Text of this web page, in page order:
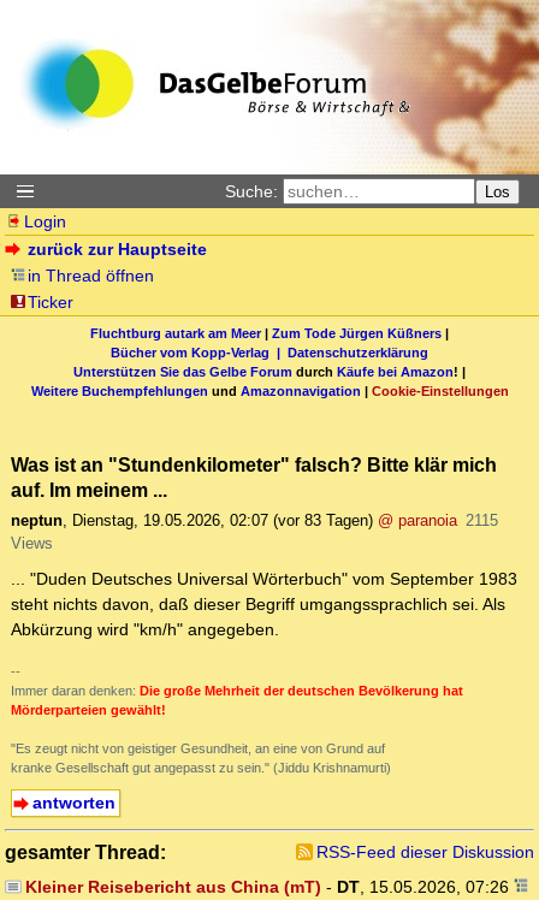
Suche: Los
Login
zurück zur Hauptseite
in Thread öffnen
Ticker
Fluchtburg autark am Meer| Zum Tode Jürgen Küßners |
Bücher vom Kopp-Verlag | Datenschutzerklärung
Unterstützen Sie das Gelbe Forum durch Käufe bei Amazon! |
Weitere Buchempfehlungen und Amazonnavigation | Cookie-Einstellungen
Was ist an "Stundenkilometer" falsch? Bitte klär mich
auf. Im meinem ...
neptun, Dienstag, 19.05.2026, 02:07 (vor 83 Tagen) @ paranoia 2115
Views
... "Duden Deutsches Universal Wörterbuch" vom September 1983
steht nichts davon, daß dieser Begriff umgangssprachlich sei. Als
Abkürzung wird "km/h" angegeben.
--
Immer daran denken: Die große Mehrheit der deutschen Bevölkerung hat
Mörderparteien gewählt!
"Es zeugt nicht von geistiger Gesundheit, an eine von Grund auf
kranke Gesellschaft gut angepasst zu sein." (Jiddu Krishnamurti)
antworten
gesamter Thread:
RSS-Feed dieser Diskussion
Kleiner Reisebericht aus China (mT) - DT, 15.05.2026, 07:26